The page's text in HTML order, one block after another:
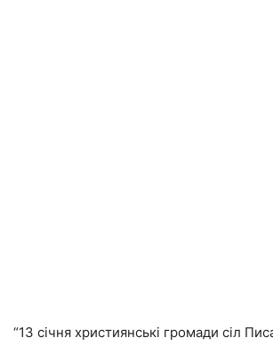
“13 січня християнські громади сіл